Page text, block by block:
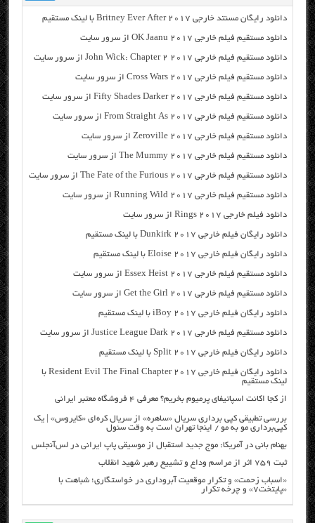
دانلود رایگان مسنتد خارجی Britney Ever After 2017 با لینک مستقیم
دانلود مستقیم فیلم خارجی OK Jaanu 2017 از سرور سایت
دانلود مستقیم فیلم خارجی John Wick: Chapter 2 2017 از سرور سایت
دانلود مستقیم فیلم خارجی Cross Wars 2017 از سرور سایت
دانلود مستقیم فیلم خارجی Fifty Shades Darker 2017 از سرور سایت
دانلود مستقیم فیلم خارجی From Straight As 2017 از سرور سایت
دانلود مستقیم فیلم خارجی Zeroville 2017 از سرور سایت
دانلود مستقیم فیلم خارجی The Mummy 2017 از سرور سایت
دانلود مستقیم فیلم خارجی The Fate of the Furious 2017 از سرور سایت
دانلود مستقیم فیلم خارجی Running Wild 2017 از سرور سایت
دانلود فیلم خارجی Rings 2017 از سرور سایت
دانلود رایگان فیلم خارجی Dunkirk 2017 با لینک مستقیم
دانلود رایگان فیلم خارجی Eloise 2017 با لینک مستقیم
دانلود مستقیم فیلم خارجی Essex Heist 2017 از سرور سایت
دانلود مستقیم فیلم خارجی Get the Girl 2017 از سرور سایت
دانلود رایگان فیلم خارجی iBoy 2017 با لینک مستقیم
دانلود مستقیم فیلم خارجی Justice League Dark 2017 از سرور سایت
دانلود رایگان فیلم خارجی Split 2017 با لینک مستقیم
دانلود رایگان فیلم خارجی Resident Evil The Final Chapter 2017 با
لینک مستقیم
از کجا اکانت اسپاتیفای پرمیوم بخریم؟ معرفی ۴ فروشگاه معتبر ایرانی
بررسی تطبیقی کپی برداری سریال «ساهره» از سریال کره‌ای «کایروس» | یک
کپی‌برداری مو به مو / اینجا تهران است به وقت سئول
بهنام بانی در آمریکا: موج جدید استقبال از موسیقی پاپ ایرانی در لس‌آنجلس
ثبت ۷۵۹ اثر از مراسم وداع و تشییع رهبر شهید انقلاب
«اسباب زحمت» و تکرار موقعیت آبروداری در خواستگاری؛ شباهت با
«پایتخت۷» و چرخه تکرار